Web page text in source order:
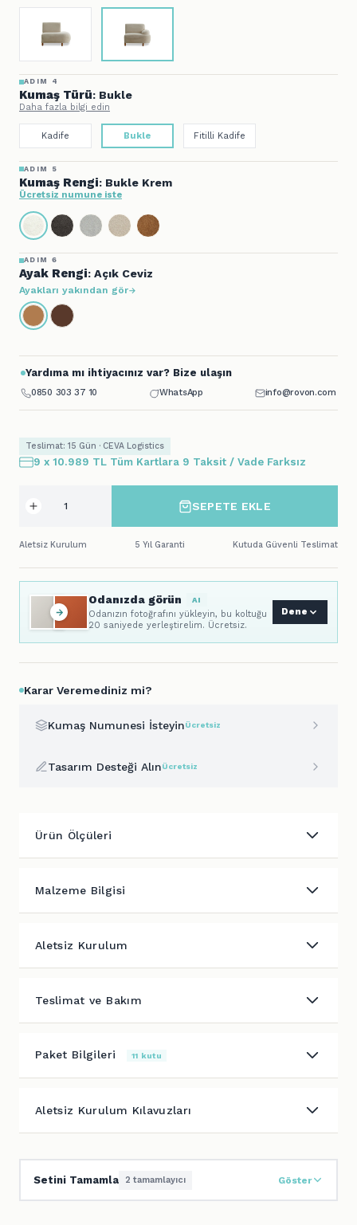
ADIM 4
Kumaş Türü: Bukle
Daha fazla bilgi edin
Kadife Bukle Fitilli Kadife
ADIM 5
Kumaş Rengi: Bukle Krem
Ücretsiz numune iste
ADIM 6
Ayak Rengi: Açık Ceviz
Ayakları yakından gör
Yardıma mı ihtiyacınız var? Bize ulaşın
0850 303 37 10 WhatsApp info@rovon.com
Teslimat: 15 Gün · CEVA Logistics
9 x 10.989 TL Tüm Kartlara 9 Taksit / Vade Farksız
SEPETE EKLE
Aletsiz Kurulum 5 Yıl Garanti Kutuda Güvenli Teslimat
Odanızda görün AI
Odanızın fotoğrafını yükleyin, bu koltuğu
20 saniyede yerleştirelim. Ücretsiz.
Dene
Karar Veremediniz mi?
Kumaş Numunesi İsteyinÜcretsiz
Tasarım Desteği AlınÜcretsiz
Ürün Ölçüleri
Malzeme Bilgisi
Aletsiz Kurulum
Teslimat ve Bakım
Paket Bilgileri 11 kutu
Aletsiz Kurulum Kılavuzları
Setini Tamamla 2 tamamlayıcı Göster